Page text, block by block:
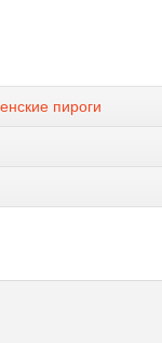
пироги